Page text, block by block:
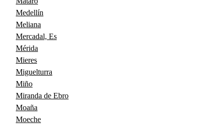
Medellín
Meliana
Mercadal, Es
Mérida
Mieres
Miguelturra
Miño
Miranda de Ebro
Moaña
Moeche